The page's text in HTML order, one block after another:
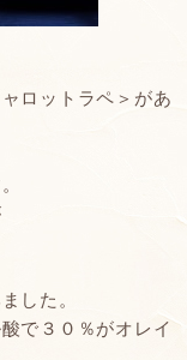
ロットラペ＞があ
した。
で３０％がオレイ